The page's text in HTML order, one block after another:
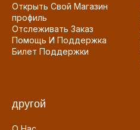
Открыть Свой Магазин
профиль
Отслеживать Заказ
Помощь И Поддержка
Билет Поддержки
другой